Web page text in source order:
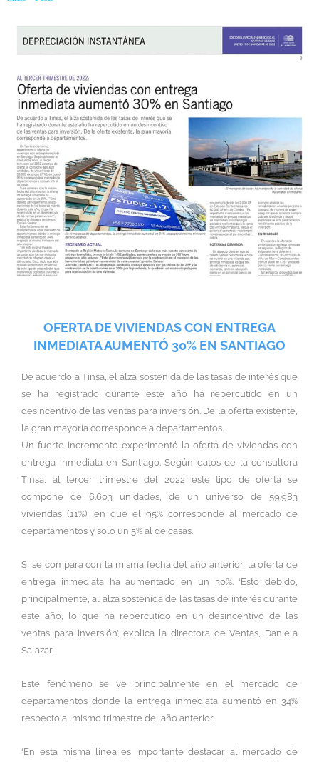
OFERTA DE VIVIENDAS CON ENTREGA
INMEDIATA AUMENTÓ 30% EN SANTIAGO
De acuerdo a Tinsa, el alza sostenida de las tasas de interés que
se ha registrado durante este año ha repercutido en un
desincentivo de las ventas para inversión. De la oferta existente,
la gran mayoría corresponde a departamentos.
Un fuerte incremento experimentó la oferta de viviendas con
entrega inmediata en Santiago. Según datos de la consultora
Tinsa, al tercer trimestre del 2022 este tipo de oferta se
compone de 6.603 unidades, de un universo de 59.983
viviendas (11%), en que el 95% corresponde al mercado de
departamentos y solo un 5% al de casas.
Si se compara con la misma fecha del año anterior, la oferta de
entrega inmediata ha aumentado en un 30%. ‘Esto debido,
principalmente, al alza sostenida de las tasas de interés durante
este año, lo que ha repercutido en un desincentivo de las
ventas para inversión’, explica la directora de Ventas, Daniela
Salazar.
Este fenómeno se ve principalmente en el mercado de
departamentos donde la entrega inmediata aumentó en 34%
respecto al mismo trimestre del año anterior.
‘En esta misma línea es importante destacar al mercado de